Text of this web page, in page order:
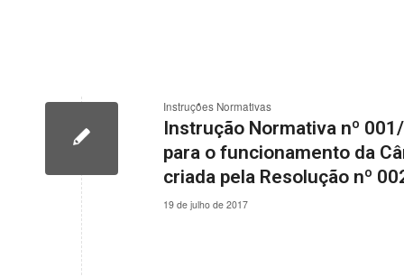
Instruções Normativas
Instrução Normativa nº
para o funcionamento da
criada pela Resolução nº
19 de julho de 2017